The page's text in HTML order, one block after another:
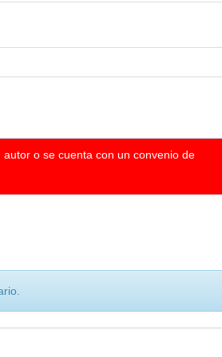
o se cuenta con un convenio de